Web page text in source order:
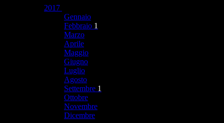
2017
Gennaio
Febbraio 1
Marzo
Aprile
Maggio
Giugno
Luglio
Agosto
Settembre 1
Ottobre
Novembre
Dicembre